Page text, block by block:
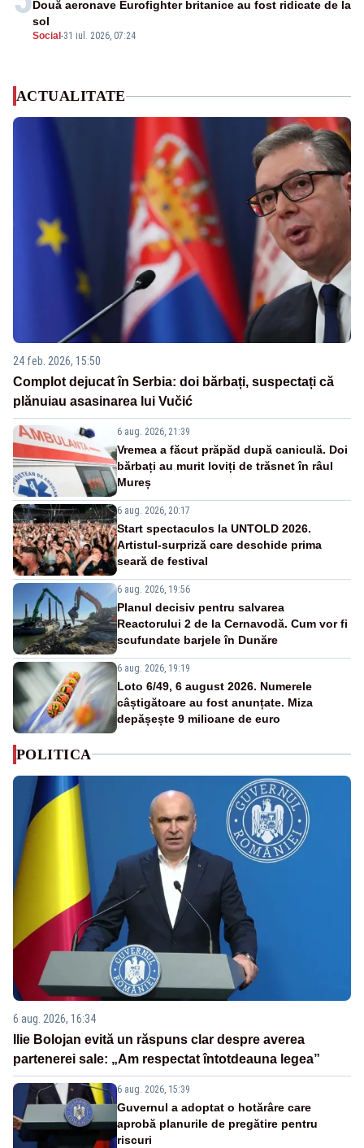
Social -31 iul. 2026, 07:24
Două aeronave Eurofighter britanice au fost ridicate de la
sol
ACTUALITATE
24 feb. 2026, 15:50
Complot dejucat în Serbia: doi bărbați, suspectați că
plănuiau asasinarea lui Vučić
6 aug. 2026, 21:39
Vremea a făcut prăpăd după caniculă. Doi
bărbați au murit loviți de trăsnet în râul
Mureș
6 aug. 2026, 20:17
Start spectaculos la UNTOLD 2026.
Artistul-surpriză care deschide prima
seară de festival
6 aug. 2026, 19:56
Planul decisiv pentru salvarea
Reactorului 2 de la Cernavodă. Cum vor fi
scufundate barjele în Dunăre
6 aug. 2026, 19:19
Loto 6/49, 6 august 2026. Numerele
câștigătoare au fost anunțate. Miza
depășește 9 milioane de euro
POLITICA
6 aug. 2026, 16:34
Ilie Bolojan evită un răspuns clar despre averea
partenerei sale: „Am respectat întotdeauna legea”
6 aug. 2026, 15:39
Guvernul a adoptat o hotărâre care
aprobă planurile de pregătire pentru
riscuri